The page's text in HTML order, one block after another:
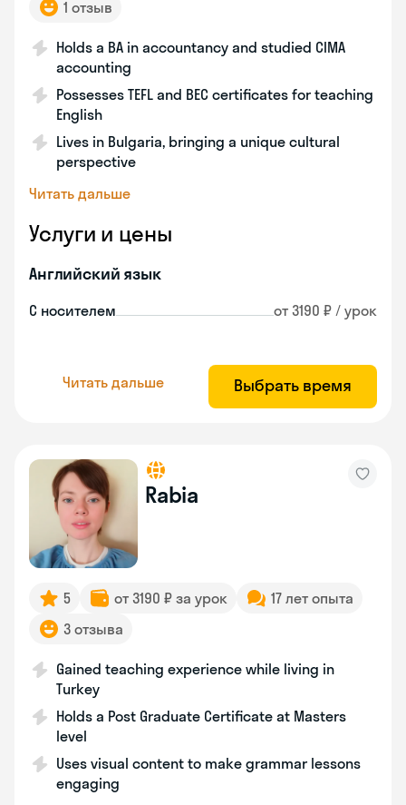
1 отзыв
Holds a BA in accountancy and studied CIMA
accounting
Possesses TEFL and BEC certificates for teaching
English
Lives in Bulgaria, bringing a unique cultural
perspective
Читать дальше
Услуги и цены
Английский язык
С носителем от 3190 ₽ / урок
Читать дальше Выбрать время
Rabia
5 от 3190 ₽ за урок
17 лет опыта
3 отзыва
Gained teaching experience while living in
Turkey
Holds a Post Graduate Certificate at Masters
level
Uses visual content to make grammar lessons
engaging